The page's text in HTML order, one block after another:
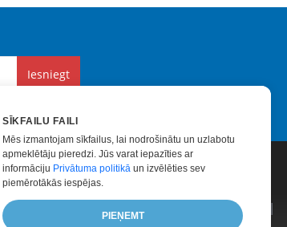
Iesniegt
Atbalsts Apmaksātas Konsultācijas |
SĪKFAILU FAILI
Mēs izmantojam sīkfailus, lai nodrošinātu un uzlabotu
apmeklētāju pieredzi. Jūs varat iepazīties ar
informāciju Privātuma politikā un izvēlēties sev
piemērotākās iespējas.
PIEŅEMT